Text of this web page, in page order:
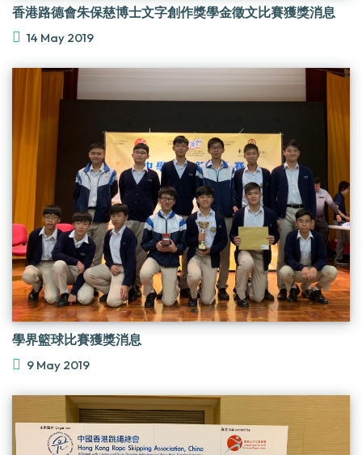
香港路德會朱保慈博士文字創作獎學金徵文比賽獲獎消息
14 May 2019
學界籃球比賽獲獎消息
9 May 2019